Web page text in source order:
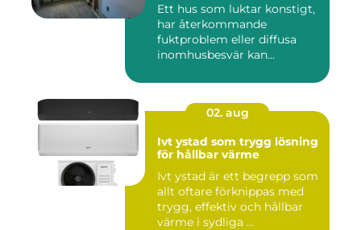
Ett hus som luktar konstigt,
har återkommande
fuktproblem eller diffusa
inomhusbesvär kan...
02. aug
Ivt ystad som trygg lösning
för hållbar värme
Ivt ystad är ett begrepp som
allt oftare förknippas med
trygg, effektiv och hållbar
värme i sydliga ...